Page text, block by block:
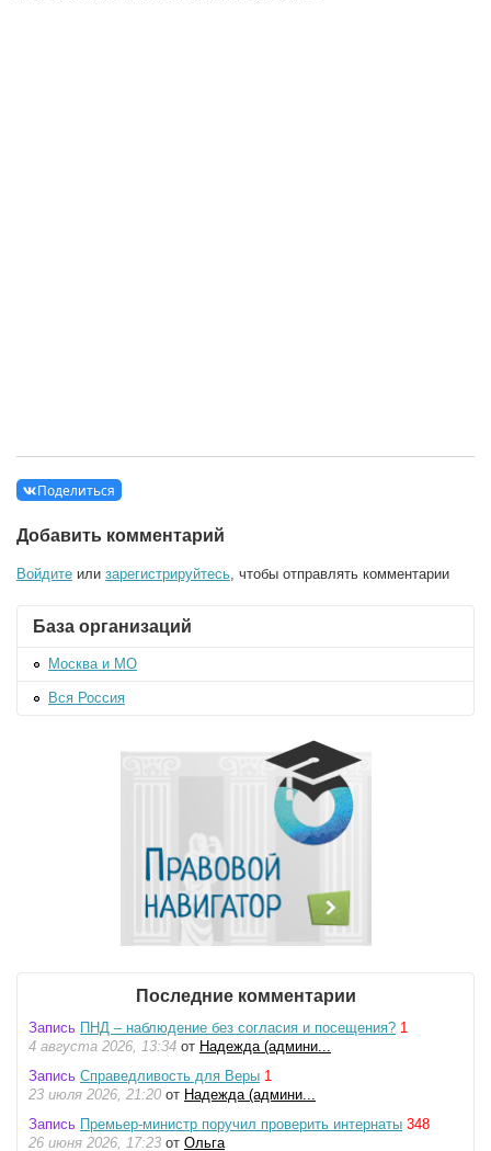
Поделиться
Добавить комментарий
Войдите или зарегистрируйтесь , чтобы отправлять комментарии
База организаций
Москва и МО
Вся Россия
Последние комментарии
Запись ПНД – наблюдение без согласия и посещения? 1
4 августа 2026, 13:34 от Надежда (админи...
Запись Справедливость для Веры 1
23 июля 2026, 21:20 от Надежда (админи...
Запись Премьер-министр поручил проверить интернаты 348
26 июня 2026, 17:23 от Ольга